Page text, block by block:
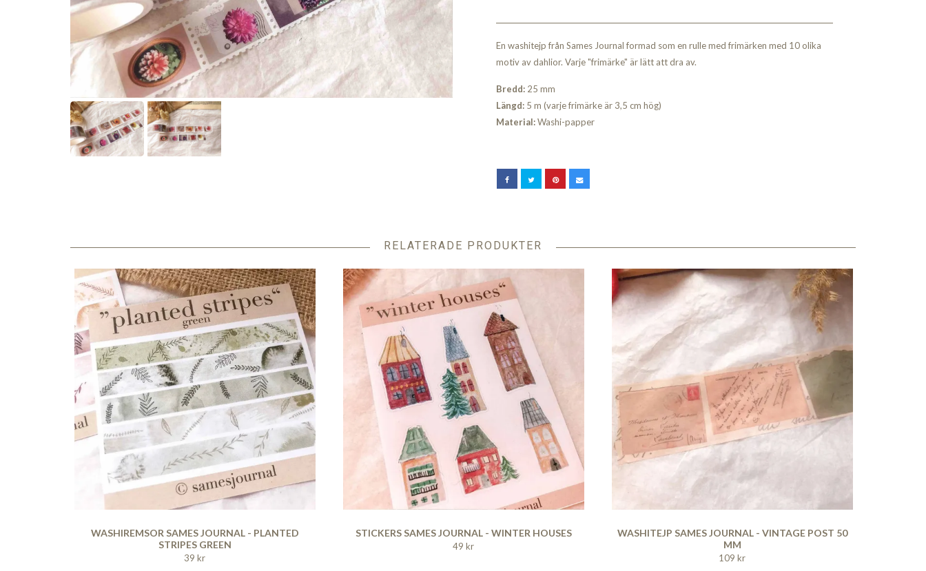
En washitejp från Sames Journal formad som en rulle med frimärken med 10 olika
motiv av dahlior. Varje "frimärke" är lätt att dra av.
Bredd: 25 mm
Längd: 5 m (varje frimärke är 3,5 cm hög)
Material:Washi-papper
RELATERADE PRODUKTER
WASHIREMSOR SAMES JOURNAL - PLANTED
STRIPES GREEN
39 kr
STICKERS SAMES JOURNAL - WINTER HOUSES
49 kr
WASHITEJP SAMES JOURNAL - VINTAGE POST 50
MM
109 kr